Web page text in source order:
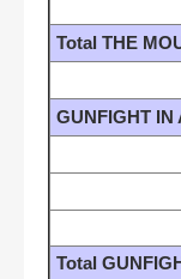
Total THE
GUNFIGHT
Total